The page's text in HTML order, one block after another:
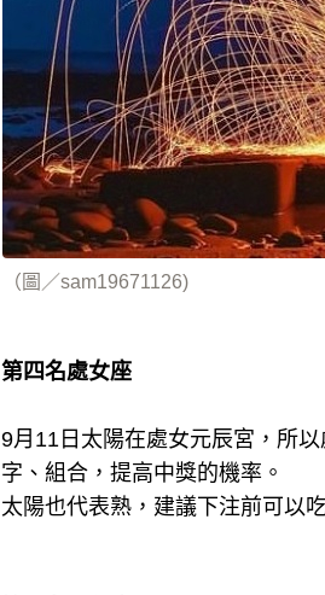
（圖／sam19671126)
第四名處女座
9月11日太陽在處女元辰宮，所
字、組合，提高中獎的機率。
太陽也代表熟，建議下注前可以